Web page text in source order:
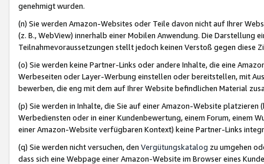
genehmigt wurden.
(n) Sie werden Amazon-Websites oder Teile davon nicht auf Ihrer
(z. B., WebView) innerhalb einer Mobilen Anwendung. Die Darstellung
Teilnahmevoraussetzungen stellt jedoch keinen Verstoß gegen diese
(o) Sie werden keine Partner-Links oder andere Inhalte, die eine
Werbeseiten oder Layer-Werbung einstellen oder bereitstellen, mit
bewerben, die eng mit dem auf Ihrer Website befindlichen Material
(p) Sie werden in Inhalte, die Sie auf einer Amazon-Website
Werbediensten oder in einer Kundenbewertung, einem Forum, einem
einer Amazon-Website verfügbaren Kontext) keine Partner-Links
(q) Sie werden nicht versuchen, den Vergütungskatalog zu umgehen
dass sich eine Webpage einer Amazon-Website im Browser eines